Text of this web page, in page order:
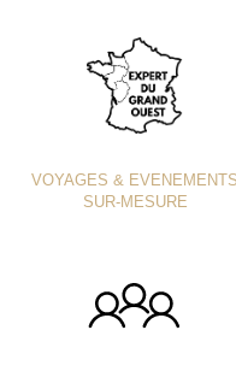
VOYAGES & EVENEMENTS
SUR-MESURE